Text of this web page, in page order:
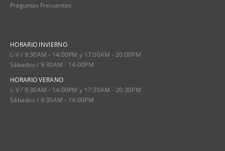
Preguntas Frecuentes
HORARIO INVIERNO
L-V / 9:30AM - 14:00PM y 17:00AM - 20:00PM
Sábados / 9:30AM - 14:00PM
HORARIO VERANO
L-V / 9:30AM - 14:00PM y 17:30AM - 20:30PM
Sábados / 9:30AM - 14:00PM